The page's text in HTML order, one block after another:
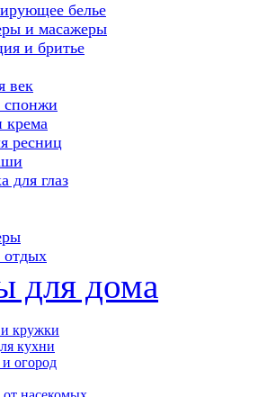
белье
и масажеры
и бритье
век
спонжи
ресниц
для глаз
для дома
кружки
кухни
и огород